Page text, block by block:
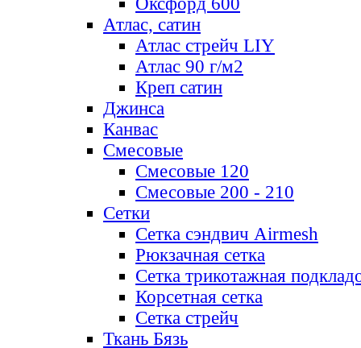
Атлас, сатин
Атлас стрейч LIY
Атлас 90 г/м2
Креп сатин
Джинса
Канвас
Смесовые
Смесовые 120
Смесовые 200 - 210
Сетки
Сетка сэндвич Airmesh
Рюкзачная сетка
Сетка трикотажная
Корсетная сетка
Сетка стрейч
Ткань Бязь